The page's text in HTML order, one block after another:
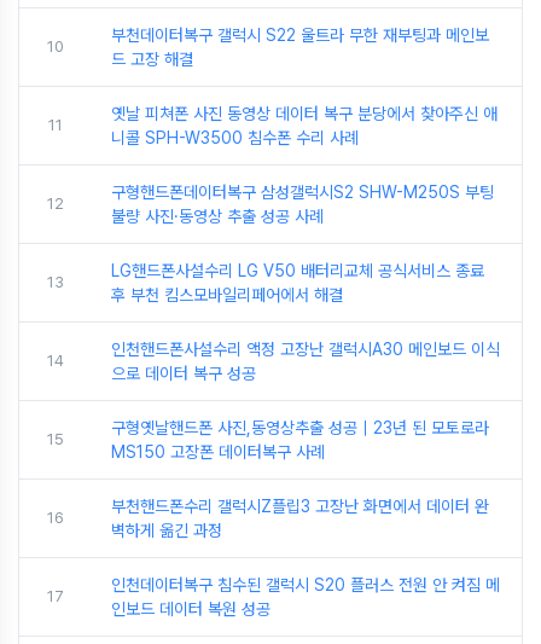
10
부천데이터복구 갤럭시 S22 울트라 무한 재부팅과 메인보
드 고장 해결
11
옛날 피쳐폰 사진 동영상 데이터 복구 분당에서 찾아주신 애
니콜 SPH-W3500 침수폰 수리 사례
12
구형핸드폰데이터복구 삼성갤럭시S2 SHW-M250S 부팅
불량 사진·동영상 추출 성공 사례
13
LG핸드폰사설수리 LG V50 배터리교체 공식서비스 종료
후 부천 킴스모바일리페어에서 해결
14
인천핸드폰사설수리 액정 고장난 갤럭시A30 메인보드 이식
으로 데이터 복구 성공
15
구형옛날핸드폰 사진,동영상추출 성공｜23년 된 모토로라
MS150 고장폰 데이터복구 사례
16
부천핸드폰수리 갤럭시Z플립3 고장난 화면에서 데이터 완
벽하게 옮긴 과정
17
인천데이터복구 침수된 갤럭시 S20 플러스 전원 안 켜짐 메
인보드 데이터 복원 성공